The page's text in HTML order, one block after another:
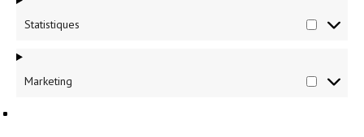
Statistiques
Marketing